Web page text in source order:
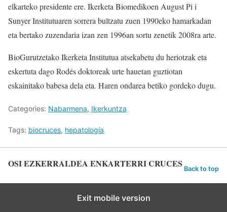
elkarteko presidente ere. Ikerketa Biomedikoen August Pi i
Sunyer Institutuaren sorrera bultzatu zuen 1990eko hamarkadan
eta bertako zuzendaria izan zen 1996an sortu zenetik 2008ra arte.
BioGurutzetako Ikerketa Institutua atsekabetu du heriotzak eta
eskertuta dago Rodés doktoreak urte hauetan guztiotan
eskainitako babesa dela eta. Haren ondarea betiko gordeko dugu.
Categories: Nabarmena, Ikerkuntza
Tags: biocruces, hepatología
OSI EZKERRALDEA ENKARTERRI CRUCES Back to top
Exit mobile version